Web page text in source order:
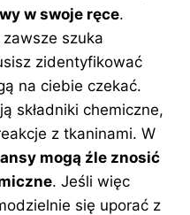
w swoje ręce.
szuka
zidentyfikować
na ciebie czekać.
składniki chemiczne,
z tkaninami. W
mogą źle znosić
. Jeśli więc
się uporać z